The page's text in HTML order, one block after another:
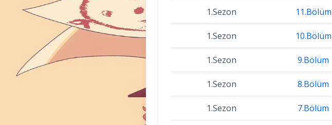
1.Sezon 11.Bölüm
1.Sezon 10.Bölüm
1.Sezon 9.Bölüm
1.Sezon 8.Bölüm
1.Sezon 7.Bölüm